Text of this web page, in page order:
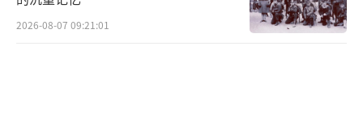
2026-08-07 09:21:01